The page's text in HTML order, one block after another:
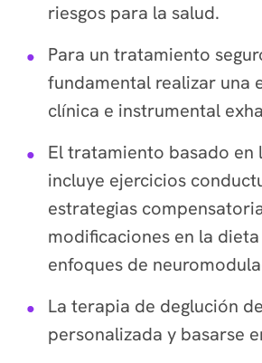
riesgos para la salud.
Para un tratamiento
fundamental realizar una
clínica e instrumental
El tratamiento basado en
incluye ejercicios
estrategias
modificaciones en la
enfoques de
La terapia de deglución
personalizada y basarse